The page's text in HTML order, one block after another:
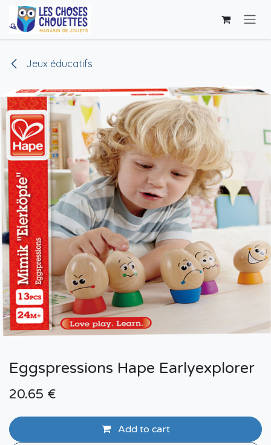
Skip to Content
Jeux éducatifs
Eggspressions Hape Earlyexplorer
20.65 €
Add to cart